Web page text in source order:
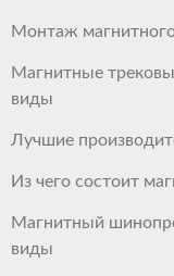
Монтаж
Магнитные
виды
Лучшие
Из чего состоит
Магнитный
виды